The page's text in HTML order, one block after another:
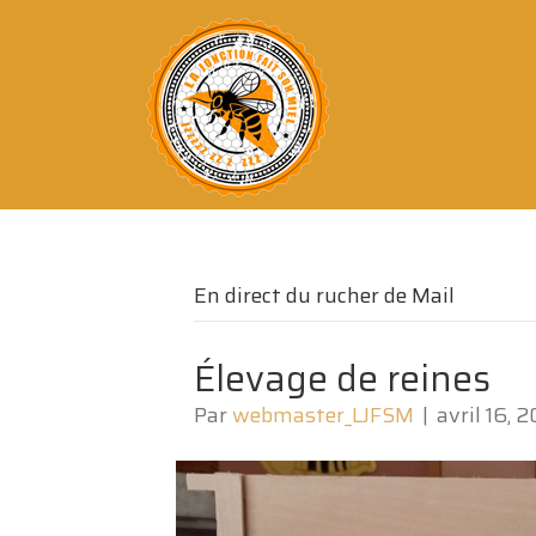
En direct du rucher de Mail
Élevage de reines
Parwebmaster_LJFSM | avril 16,